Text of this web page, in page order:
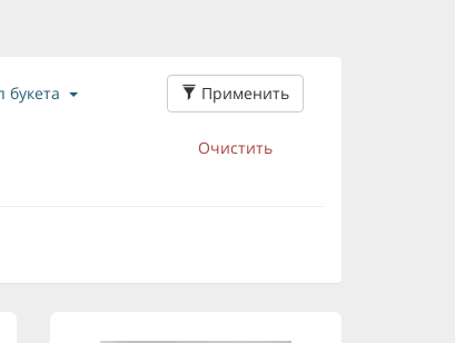
букета Применить
Очистить